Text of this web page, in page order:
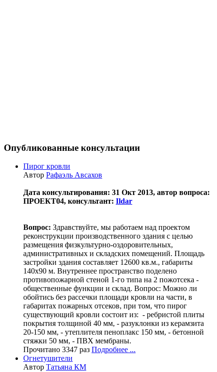
Опубликованные консультации
Пирог кровли
Автор Рафаэль Авсахов
Дата консультирования: 31 Окт 2013, автор вопроса:
ПРОЕКТ04, консультант: Ildar
Вопрос: Здравствуйте, мы работаем над проектом
реконструкции производственного здания с целью
размещения физкультурно-оздоровительных,
административных и складских помещений. Площадь
застройки здания составляет 12600 кв.м., габариты
140х90 м. Внутреннее пространство поделено
противопожарной стеной 1-го типа на 2 пожотсека -
общественные функции и склад. Вопрос: Можно ли
обойтись без рассечки площади кровли на части, в
габаритах пожарных отсеков, при том, что пирог
существующий кровли состоит из: - ребристой плиты
покрытия толщиной 40 мм, - разуклонки из керамзита
20-150 мм, - утеплителя пеноплакс 150 мм, - бетонной
стяжки 50 мм, - ПВХ мембраны.
Прочитано 3347 раз Подробнее ...
Огнетушители
Автор Татьяна КМ